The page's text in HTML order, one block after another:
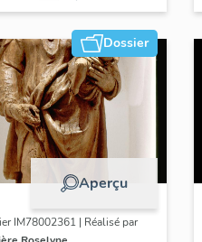
Dossier
Aperçu
IM78002361 | Réalisé par